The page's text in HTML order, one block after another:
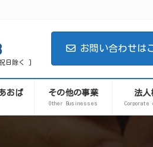
日除く ]
お問い合わせは
おば その他の事業
Other Businesses
法人
Corporate